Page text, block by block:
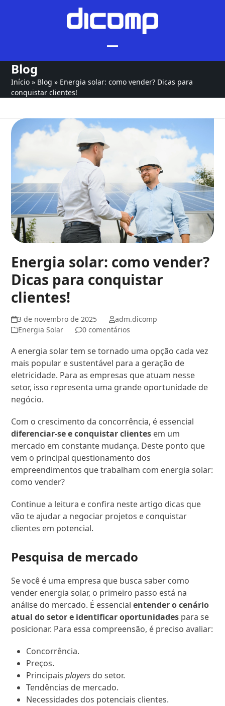
Blog
Início » Blog » Energia solar: como vender? Dicas para
conquistar clientes!
Energia solar: como vender?
Dicas para conquistar
clientes!
3 de novembro de 2025
adm.dicomp
Energia Solar
0 comentários
A energia solar tem se tornado uma opção cada vez
mais popular e sustentável para a geração de
eletricidade. Para as empresas que atuam nesse
setor, isso representa uma grande oportunidade de
negócio.
Com o crescimento da concorrência, é essencial
diferenciar-se e conquistar clientes em um
mercado em constante mudança. Deste ponto que
vem o principal questionamento dos
empreendimentos que trabalham com energia solar:
como vender?
Continue a leitura e confira neste artigo dicas que
vão te ajudar a negociar projetos e conquistar
clientes em potencial.
Pesquisa de mercado
Se você é uma empresa que busca saber como
vender energia solar, o primeiro passo está na
análise do mercado. É essencialentender o cenário
atual do setor e identificar oportunidades para se
posicionar. Para essa compreensão, é preciso avaliar:
Concorrência.
Preços.
Principaisplayers do setor.
Tendências de mercado.
Necessidades dos potenciais clientes.